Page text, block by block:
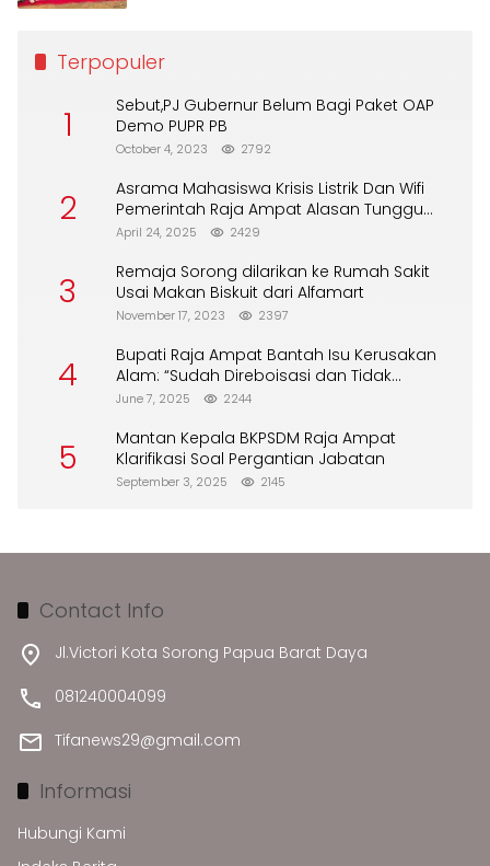
Terpopuler
1
Sebut,PJ Gubernur Belum Bagi Paket OAP
Demo PUPR PB
October 4, 2023 2792
2
Asrama Mahasiswa Krisis Listrik Dan Wifi
Pemerintah Raja Ampat Alasan Tunggu
DPA
April 24, 2025 2429
3
Remaja Sorong dilarikan ke Rumah Sakit
Usai Makan Biskuit dari Alfamart
November 17, 2023 2397
4
Bupati Raja Ampat Bantah Isu Kerusakan
Alam: “Sudah Direboisasi dan Tidak
Merusak Lingkungan”
June 7, 2025 2244
5
Mantan Kepala BKPSDM Raja Ampat
Klarifikasi Soal Pergantian Jabatan
September 3, 2025 2145
Contact Info
Jl.Victori Kota Sorong Papua Barat Daya
081240004099
Tifanews29@gmail.com
Informasi
Hubungi Kami